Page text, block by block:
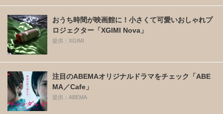
おうち時間が映画館に！小さくて可愛いおしゃれプ
ロジェクター「XGIMI Nova」
提供：XGIMI
注目のABEMAオリジナルドラマをチェック「ABE
MA／Cafe」
提供：ABEMA